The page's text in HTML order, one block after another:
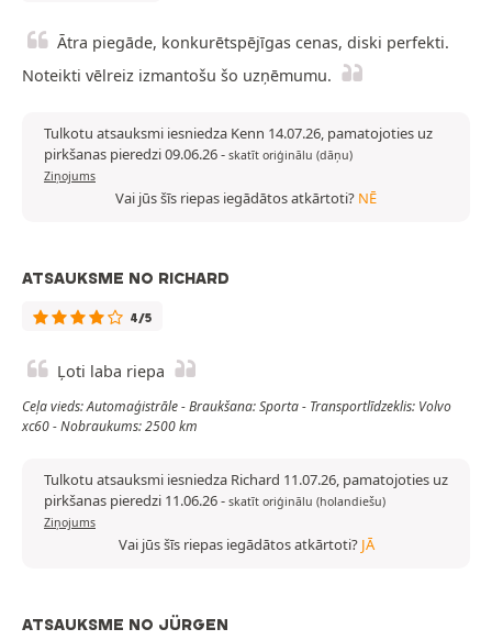
Ātra piegāde, konkurētspējīgas cenas, diski perfekti.
Noteikti vēlreiz izmantošu šo uzņēmumu.
Tulkotu atsauksmi iesniedza Kenn 14.07.26, pamatojoties uz
pirkšanas pieredzi 09.06.26- skatīt oriģinālu (dāņu)
Ziņojums
Vai jūs šīs riepas iegādātos atkārtoti? NĒ
ATSAUKSME NO RICHARD
4/5
Ļoti laba riepa
Ceļa vieds: Automaģistrāle - Braukšana: Sporta - Transportlīdzeklis: Volvo
xc60 - Nobraukums: 2500 km
Tulkotu atsauksmi iesniedza Richard 11.07.26, pamatojoties uz
pirkšanas pieredzi 11.06.26- skatīt oriģinālu (holandiešu)
Ziņojums
Vai jūs šīs riepas iegādātos atkārtoti? JĀ
ATSAUKSME NO JÜRGEN